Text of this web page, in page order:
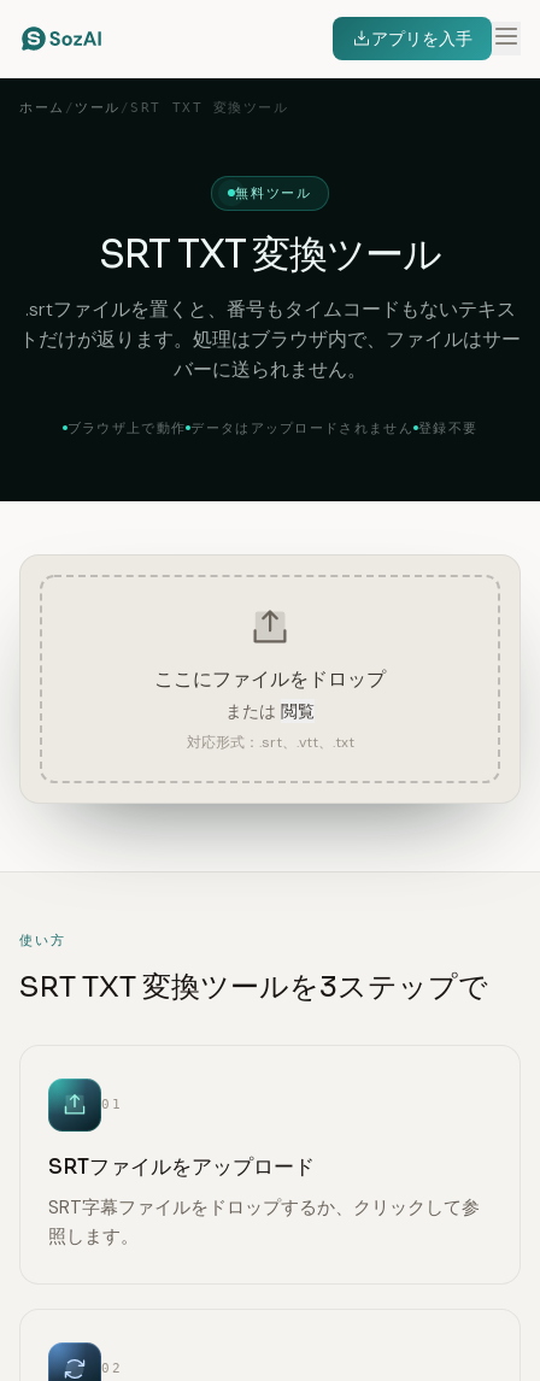
アプリを入手
ホーム / ツール / SRT TXT 変換ツール
無料ツール
SRT TXT 変換ツール
.srtファイルを置くと、番号もタイムコードもないテキス
トだけが返ります。処理はブラウザ内で、ファイルはサー
バーに送られません。
ブラウザ上で動作 データはアップロードされません 登録不要
ここにファイルをドロップ
または 閲覧
対応形式：.srt、.vtt、.txt
使い方
SRT TXT 変換ツールを3ステップで
01
SRTファイルをアップロード
SRT字幕ファイルをドロップするか、クリックして参
照します。
02